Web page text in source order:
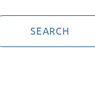
SEARCH